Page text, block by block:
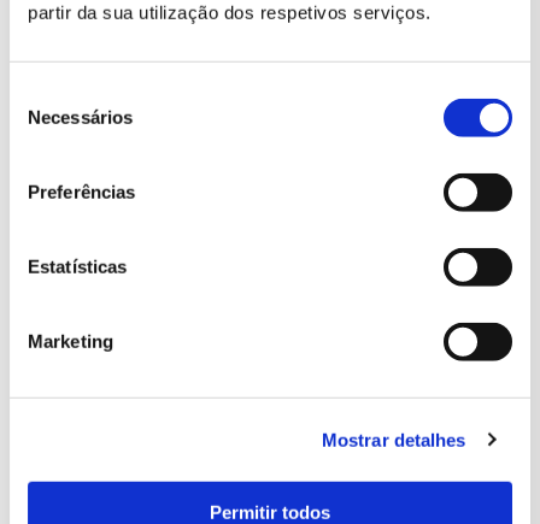
partir da sua utilização dos respetivos serviços.
Necessários
Preferências
Estatísticas
Marketing
Mostrar detalhes
Permitir todos
restaurante Arola, com o chef Sergi Arola.
Nos últimos anos, e Evento de Golfe Solidário do Penha Longa